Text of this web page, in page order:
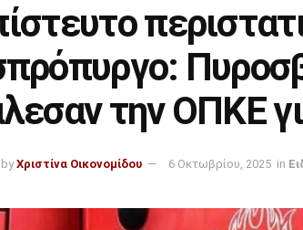
την ΟΠΚΕ
by Χριστίνα Οικονομίδου 6 Οκτωβρίου, 2025 in